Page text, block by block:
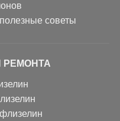
советы
РЕМОНТА